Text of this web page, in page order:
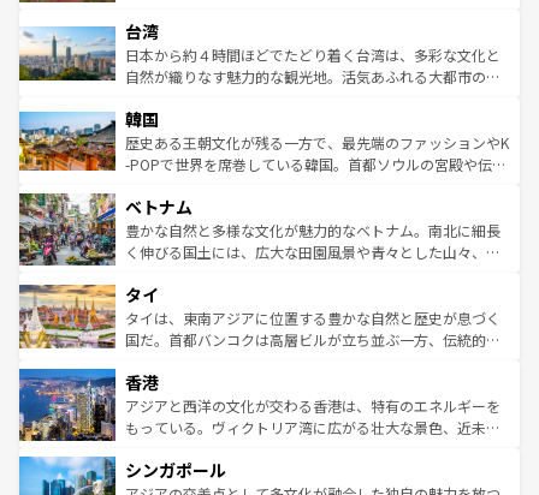
ならではの贅沢な旅のスタイルだ。 なお、新着のアメリカ
情報はコンテンツ一覧を参照してほしい。
れるおもてなしの心で訪れる人々を迎えてくれるハワイの
人々、おいしいローカルフードやハワイアンミュージッ
ク、伝統的なフラダンスなど、すべてがハワイの魅力を彩
ワイを、存分に味わってほしい。 なお、新着のハワイ情報
はコンテンツ一覧を参照してほしい。
リアリーフや大陸中央部にそびえるウルル（エアーズロッ
ク）、タスマニアの美しい原生林やケアンズの熱帯雨林な
ど、見どころがたくさん。また、カフェやワイン、オージ
いる。アクティビティも充実しており、サーフィンやダイ
ビング、ハイキングなど、アウトドア好きにはたまらな
い。オーストラリアの多彩な魅力を存分に味わいつくそ
参照してほしい。
台湾
日本から約４時間ほどでたどり着く台湾は、多彩な文化と
自然が織りなす魅力的な観光地。活気あふれる大都市の台
ン）、静ひつな山岳地帯である台湾東部など、都市の喧騒
と山間の静けさが共存しており、訪れる人に新しい発見と
驚きをもたらしてくれる。また、奥深い台湾の食文化も魅
容にもいいと評判のスイーツなど、バラエティ豊かな料理
が味わえる。 なお、新着の台湾情報は コンテンツ一覧を参
照してほしい。
韓国
歴史ある王朝文化が残る一方で、最先端のファッションやK
-POPで世界を席巻している韓国。首都ソウルの宮殿や伝統
き、地方に足を延ばせば四季折々の自然美を楽しむことが
できる。そして、キムチや焼肉、絶品のストリートフード
まで、さまざまな韓国料理が待っている。夜には、韓国な
リティに包まれながら、韓国の多彩な魅力を心ゆくまで味
わってみてほしい。 なお、新着の韓国情報はコンテンツ一
覧を参照してほしい。
ベトナム
豊かな自然と多様な文化が魅力的なベトナム。南北に細長
く伸びる国土には、広大な田園風景や青々とした山々、世
急速な発展と共に伝統が息づく。ハノイの古い町並みやホ
ーチミン市のフランス統治時代の建物も、独特の雰囲気を
醸し出している。また、バラエティの豊かさとおいしさで
とつ。フォーやバインミー、ベトナムコーヒーなどは、ぜ
ひ現地で味わいたい。どの地域を訪れてもあたたかい人々
が旅行者を迎えてくれるので、きっと忘れられない旅にな
参照してほしい。
タイ
タイは、東南アジアに位置する豊かな自然と歴史が息づく
国だ。首都バンコクは高層ビルが立ち並ぶ一方、伝統的な
の活気が交差している。北部ではチェンマイなどの山岳地
帯で自然と触れ合い、南部ではプーケットやクラビの美し
いビーチでリゾート気分を楽しむことができる。タイ料理
激する。気候は一年中温暖で、どの季節にも異なる楽しみ
が待っている。親しみやすいタイの人々、仏教を中心とし
香港
アジアと西洋の文化が交わる香港は、特有のエネルギーを
もっている。ヴィクトリア湾に広がる壮大な景色、近未来
み、どこを訪れても感動するはず。観光スポットが密集し
シンガポール